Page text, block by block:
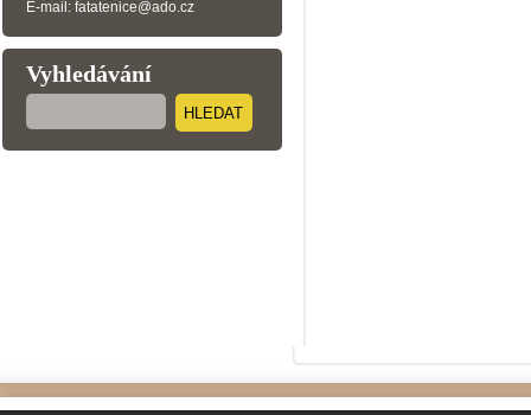
E-mail: fatatenice@ado.cz
Vyhledávání
HLEDAT